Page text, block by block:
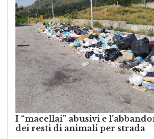
I “macellai” abusivi e
dei resti di animali per strada